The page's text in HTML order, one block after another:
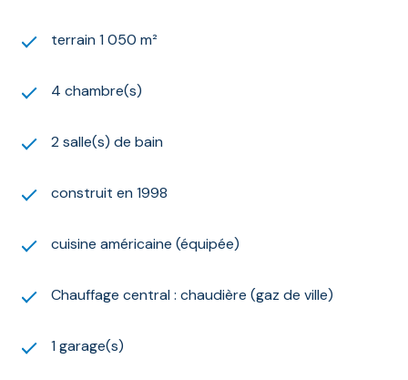
terrain 1 050 m²
4 chambre(s)
2 salle(s) de bain
construit en 1998
cuisine américaine (équipée)
Chauffage central : chaudière (gaz de ville)
1 garage(s)